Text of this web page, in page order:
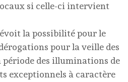
si celle-ci intervient
la possibilité pour le
pour la veille des
période des illuminations de
exceptionnels à caractère